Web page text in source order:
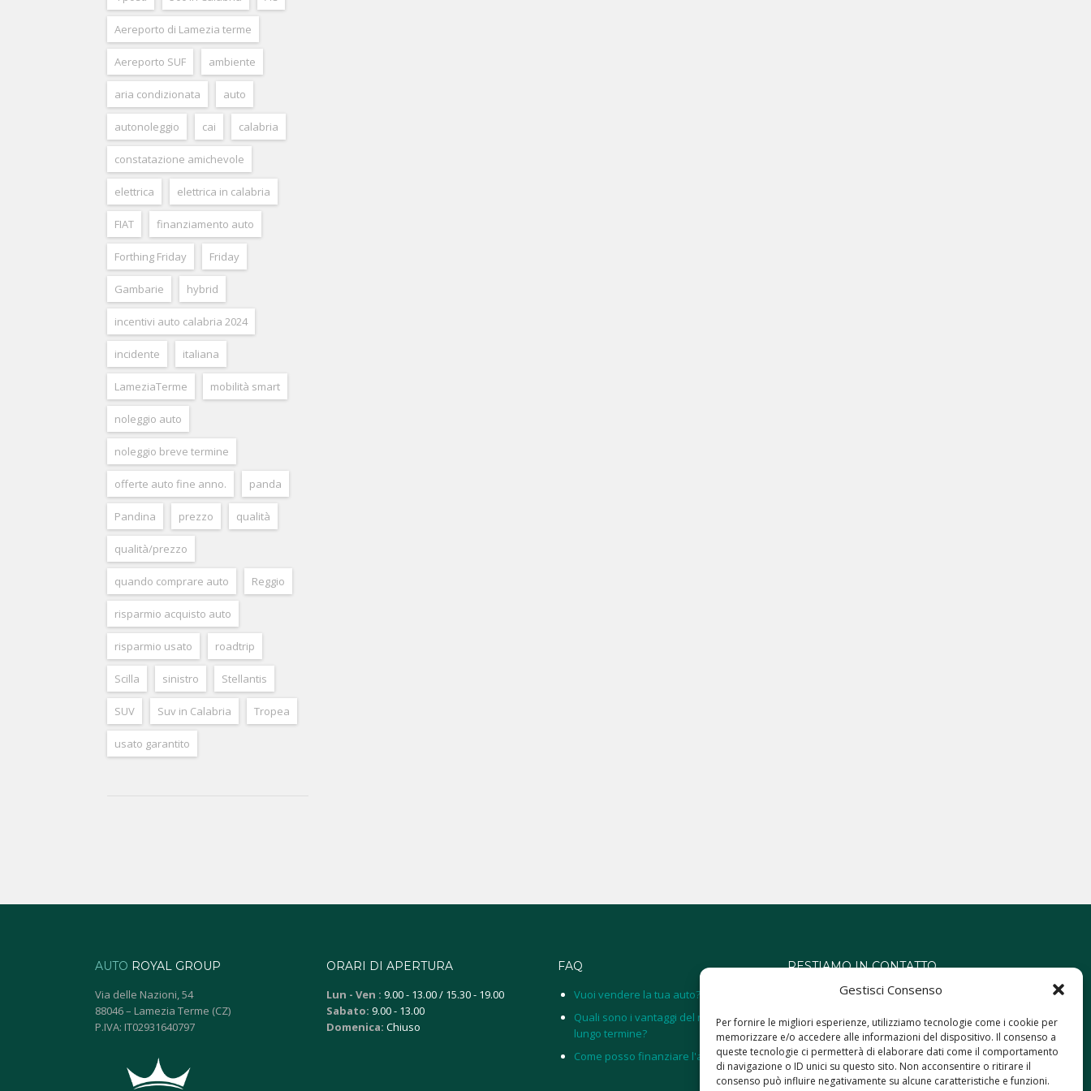
Gestisci Consenso
Per fornire le migliori esperienze, utilizziamo tecnologie come i cookie per
memorizzare e/o accedere alle informazioni del dispositivo. Il consenso a
queste tecnologie ci permetterà di elaborare dati come il comportamento
di navigazione o ID unici su questo sito. Non acconsentire o ritirare il
consenso può influire negativamente su alcune caratteristiche e funzioni.
Aereporto di Lamezia terme
Aereporto SUF ambiente
aria condizionata auto
autonoleggio cai calabria
constatazione amichevole
elettrica elettrica in calabria
FIAT finanziamento auto
Forthing Friday Friday
Gambarie hybrid
incentivi auto calabria 2024
incidente italiana
LameziaTerme mobilità smart
noleggio auto
noleggio breve termine
offerte auto fine anno. panda
Pandina prezzo qualità
qualità/prezzo
quando comprare auto Reggio
risparmio acquisto auto
risparmio usato roadtrip
Scilla sinistro Stellantis
SUV Suv in Calabria Tropea
usato garantito
AUTO ROYAL GROUP
Via delle Nazioni, 54
88046 – Lamezia Terme (CZ)
P.IVA: IT02931640797
ORARI DI APERTURA
Lun - Ven : 9.00 - 13.00 / 15.30 - 19.00
Sabato: 9.00 - 13.00
Domenica: Chiuso
FAQ
Vuoi vendere la tua auto?
Quali sono i vantaggi del noleggio
lungo termine?
Come posso finanziare l'auto?
RESTIAMO IN CONTATTO